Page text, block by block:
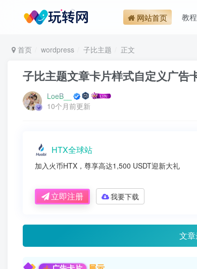
网站首页 教
首页 wordpress 子比主题 正文
子比主题文章卡片样式自定义广告
LoeB__
10个月前更新
HTX全球站
加入火币HTX，尊享高达1,500 USDT迎新大礼
立即注册 我要下载
文章